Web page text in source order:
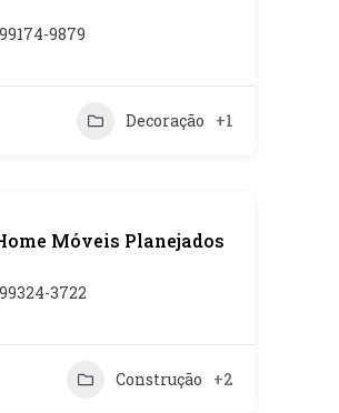
9879
Decoração +1
Móveis Planejados
3722
Construção +2